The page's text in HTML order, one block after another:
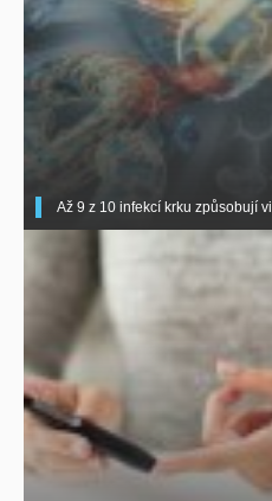
Až 9 z 10 infekcí krku způsobují